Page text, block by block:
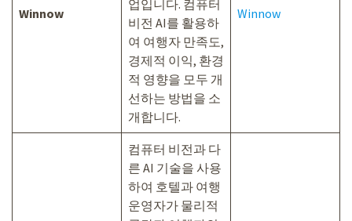
Winnow
업입니다. 컴퓨터
비전 AI를 활용하
여 여행자 만족도,
경제적 이익, 환경
적 영향을 모두 개
선하는 방법을 소
개합니다.
Winnow
컴퓨터 비전과 다
른 AI 기술을 사용
하여 호텔과 여행
운영자가 물리적